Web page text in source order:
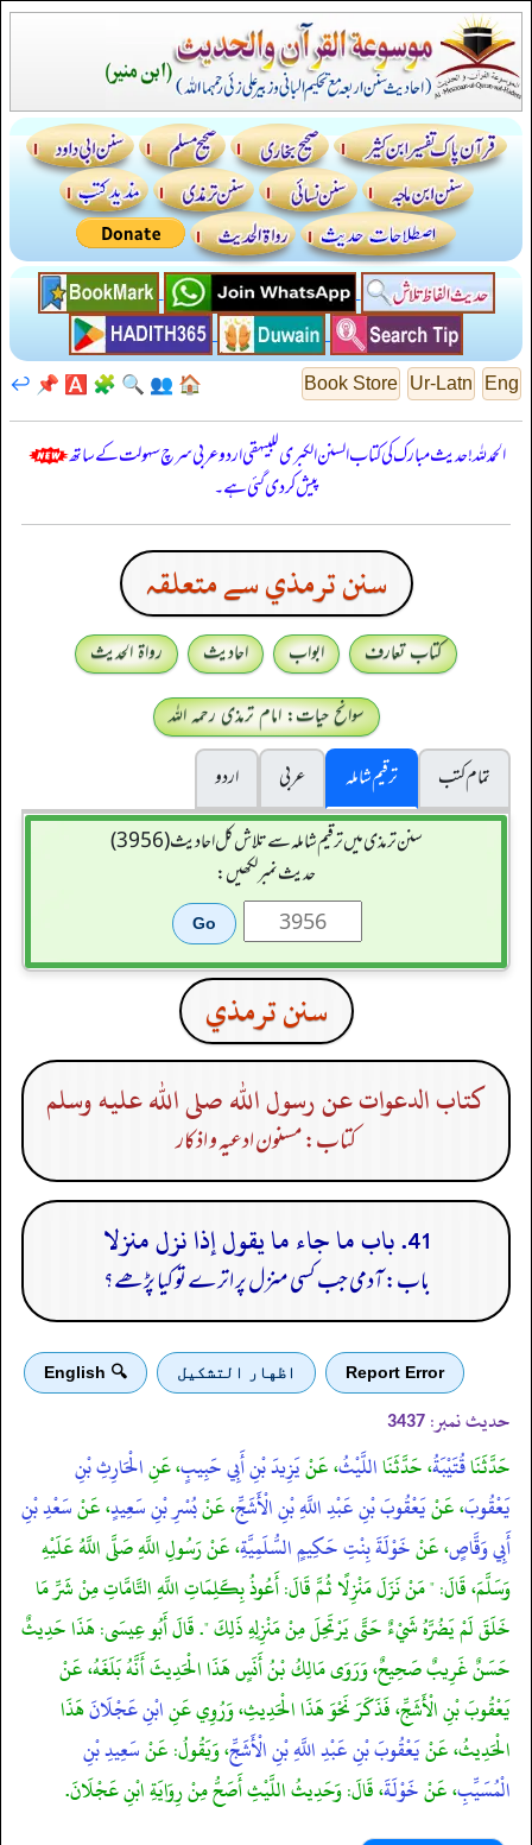
Eng
Ur-Latn
Book Store
🏠
👥
🔍
🧩
🅰️
📌
↩️
الحمدللہ! حدیث مبارک کی کتاب السنن الكبرى للبيهقي اردو عربی سرچ سہولت کے ساتھ
پیش کر دی گئی ہے۔
سنن ترمذي سے متعلقہ
کتاب تعارف ابواب احادیث
رواۃ الحدیث
سوانح حیات: امام ترمذی رحمہ اللہ
تمام کتب
ترقیم شاملہ عربی
اردو
سنن ترمذی میں ترقیم شاملہ سے تلاش کل احادیث (3956)
حدیث نمبر لکھیں:
سنن ترمذي
كتاب الدعوات عن رسول الله صلى الله عليه وسلم
کتاب: مسنون ادعیہ و اذکار
41. باب ما جاء ما يقول إذا نزل منزلا
باب: آدمی جب کسی منزل پر اترے تو کیا پڑھے؟
Report Error اظهار التشكيل 🔍 English
حدیث نمبر: 3437
حَدَّثَنَاقُتَيْبَةُ، حَدَّثَنَااللَّيْثُ، عَنْيَزِيدَ بْنِ أَبِي حَبِيبٍ، عَنِالْحَارِثِ بْنِ
يَعْقُوبَ، عَنْيَعْقُوبَ بْنِ عَبْدِ اللَّهِ بْنِ الْأَشَجِّ، عَنْبُسْرِ بْنِ سَعِيدٍ، عَنْسَعْدِ بْنِ
أَبِي وَقَّاصٍ، عَنْخَوْلَةَ بِنْتِ حَكِيمٍ السُّلَمِيَّةِ، عَنْ رَسُولِ اللَّهِ صَلَّى اللَّهُ عَلَيْهِ
وَسَلَّمَ، قَالَ: " مَنْ نَزَلَ مَنْزِلًا ثُمَّ قَالَ: أَعُوذُ بِكَلِمَاتِ اللَّهِ التَّامَّاتِ مِنْ شَرِّ مَا
خَلَقَ لَمْ يَضُرَّهُ شَيْءٌ حَتَّى يَرْتَحِلَ مِنْ مَنْزِلِهِ ذَلِكَ ". قَالَ أَبُو عِيسَى: هَذَا حَدِيثٌ
حَسَنٌ غَرِيبٌ صَحِيحٌ، وَرَوَى مَالِكُ بْنُ أَنَسٍ هَذَا الْحَدِيثَ أَنَّهُ بَلَغَهُ، عَنْ
يَعْقُوبَ بْنِ الْأَشَجِّ، فَذَكَرَ نَحْوَ هَذَا الْحَدِيثِ، وَرُوِي عَنِابْنِ عَجْلَانَهَذَا
الْحَدِيثُ، عَنْيَعْقُوبَ بْنِ عَبْدِ اللَّهِ بْنِ الْأَشَجِّ، وَيَقُولُ: عَنْسَعِيدِ بْنِ
الْمُسَيِّبِ، عَنْخَوْلَةَ، قَالَ: وَحَدِيثُ اللَّيْثِ أَصَحُّ مِنْ رِوَايَةِ ابْنِ عَجْلَانَ.